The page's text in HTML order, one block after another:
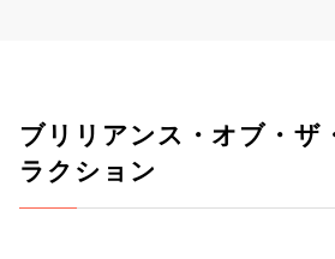
ブリリアンス・オブ・ザ
ラクション